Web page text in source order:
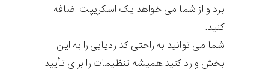
برد و از شما می خواهد یک اسکریپت اضافه
کنید.
شما می توانید به راحتی کد ردیابی را به این
بخش وارد کنید.همیشه تنظیمات را برای تأیید